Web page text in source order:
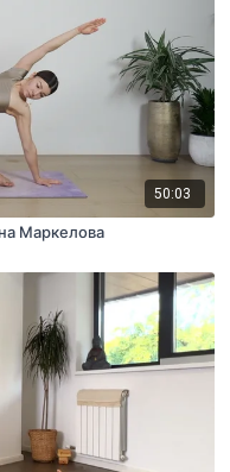
50:03
Маркелова